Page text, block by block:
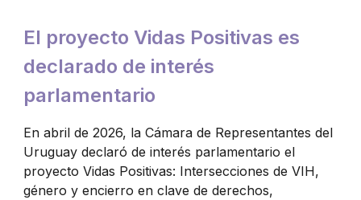
El proyecto Vidas Positivas es
declarado de interés
parlamentario
En abril de 2026, la Cámara de Representantes del
Uruguay declaró de interés parlamentario el
proyecto Vidas Positivas: Intersecciones de VIH,
género y encierro en clave de derechos,